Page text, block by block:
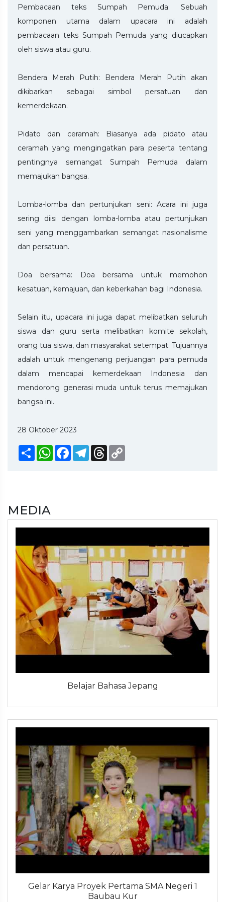
Pembacaan teks Sumpah Pemuda: Sebuah
komponen utama dalam upacara ini adalah
pembacaan teks Sumpah Pemuda yang diucapkan
oleh siswa atau guru.
Bendera Merah Putih: Bendera Merah Putih akan
dikibarkan sebagai simbol persatuan dan
kemerdekaan.
Pidato dan ceramah: Biasanya ada pidato atau
ceramah yang mengingatkan para peserta tentang
pentingnya semangat Sumpah Pemuda dalam
memajukan bangsa.
Lomba-lomba dan pertunjukan seni: Acara ini juga
sering diisi dengan lomba-lomba atau pertunjukan
seni yang menggambarkan semangat nasionalisme
dan persatuan.
Doa bersama: Doa bersama untuk memohon
kesatuan, kemajuan, dan keberkahan bagi Indonesia.
Selain itu, upacara ini juga dapat melibatkan seluruh
siswa dan guru serta melibatkan komite sekolah,
orang tua siswa, dan masyarakat setempat. Tujuannya
adalah untuk mengenang perjuangan para pemuda
dalam mencapai kemerdekaan Indonesia dan
mendorong generasi muda untuk terus memajukan
bangsa ini.
28 Oktober 2023
ShareWhatsApp
FacebookTelegram
Threads
MEDIA
Belajar Bahasa Jepang
Gelar Karya Proyek Pertama SMA Negeri 1
Baubau Kur